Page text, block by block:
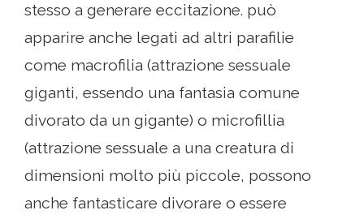
stesso a generare eccitazione. può
apparire anche legati ad altri parafilie
come macrofilia (attrazione sessuale
giganti, essendo una fantasia comune
divorato da un gigante) o microfillia
(attrazione sessuale a una creatura di
dimensioni molto più piccole, possono
anche fantasticare divorare o essere